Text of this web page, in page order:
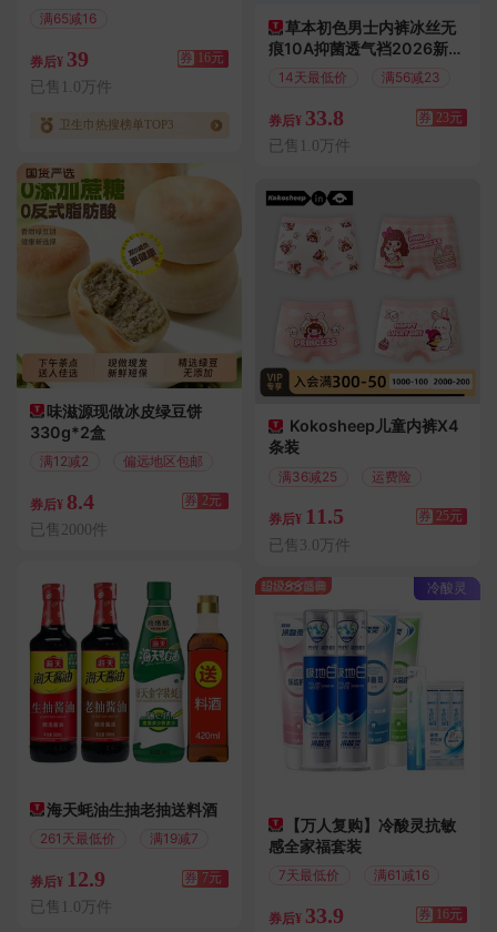
满65减16
券后¥ 39 券 16元
已售1.0万件
卫生巾热搜榜单TOP3
味滋源现做冰皮绿豆饼
330g*2盒
满12减2 偏远地区包邮
券后¥ 8.4 券 2元
已售2000件
海天蚝油生抽老抽送料酒
261天最低价 满19减7
券后¥ 12.9 券 7元
已售1.0万件
草本初色男士内裤冰丝无
痕10A抑菌透气裆2026新款
凉感轻薄四角裤
14天最低价 满56减23
券后¥ 33.8 券 23元
已售1.0万件
Kokosheep儿童内裤X4
条装
满36减25 运费险
券后¥ 11.5 券 25元
已售3.0万件
冷酸灵
【万人复购】冷酸灵抗敏
感全家福套装
7天最低价 满61减16
券后¥ 33.9 券 16元